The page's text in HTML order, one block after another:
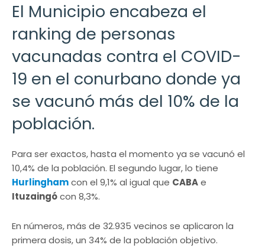
El Municipio encabeza el
ranking de personas
vacunadas contra el COVID-
19 en el conurbano donde ya
se vacunó más del 10% de la
población.
Para ser exactos, hasta el momento ya se vacunó el
10,4% de la población. El segundo lugar, lo tiene
Hurlinghamcon el 9,1% al igual que CABAe
Ituzaingócon 8,3%.
En números, más de 32.935 vecinos se aplicaron la
primera dosis, un 34% de la población objetivo.